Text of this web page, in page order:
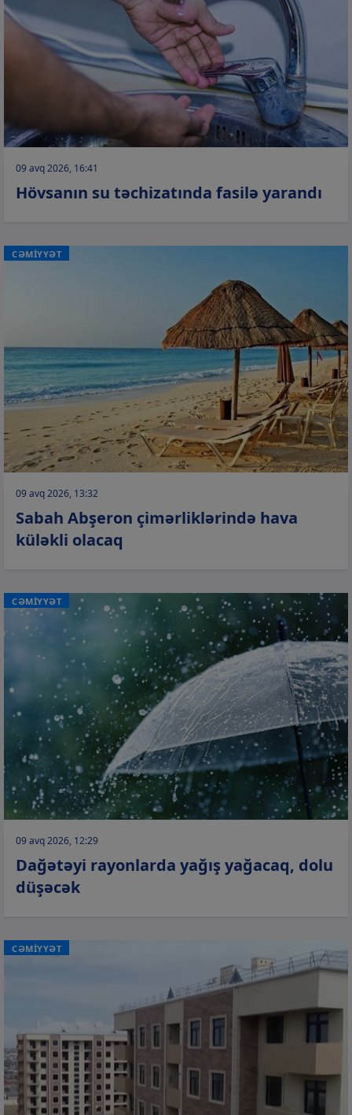
09 avq 2026, 16:41
Hövsanın su təchizatında fasilə yarandı
CƏMİYYƏT
09 avq 2026, 13:32
Sabah Abşeron çimərliklərində hava
küləkli olacaq
CƏMİYYƏT
09 avq 2026, 12:29
Dağətəyi rayonlarda yağış yağacaq, dolu
düşəcək
CƏMİYYƏT